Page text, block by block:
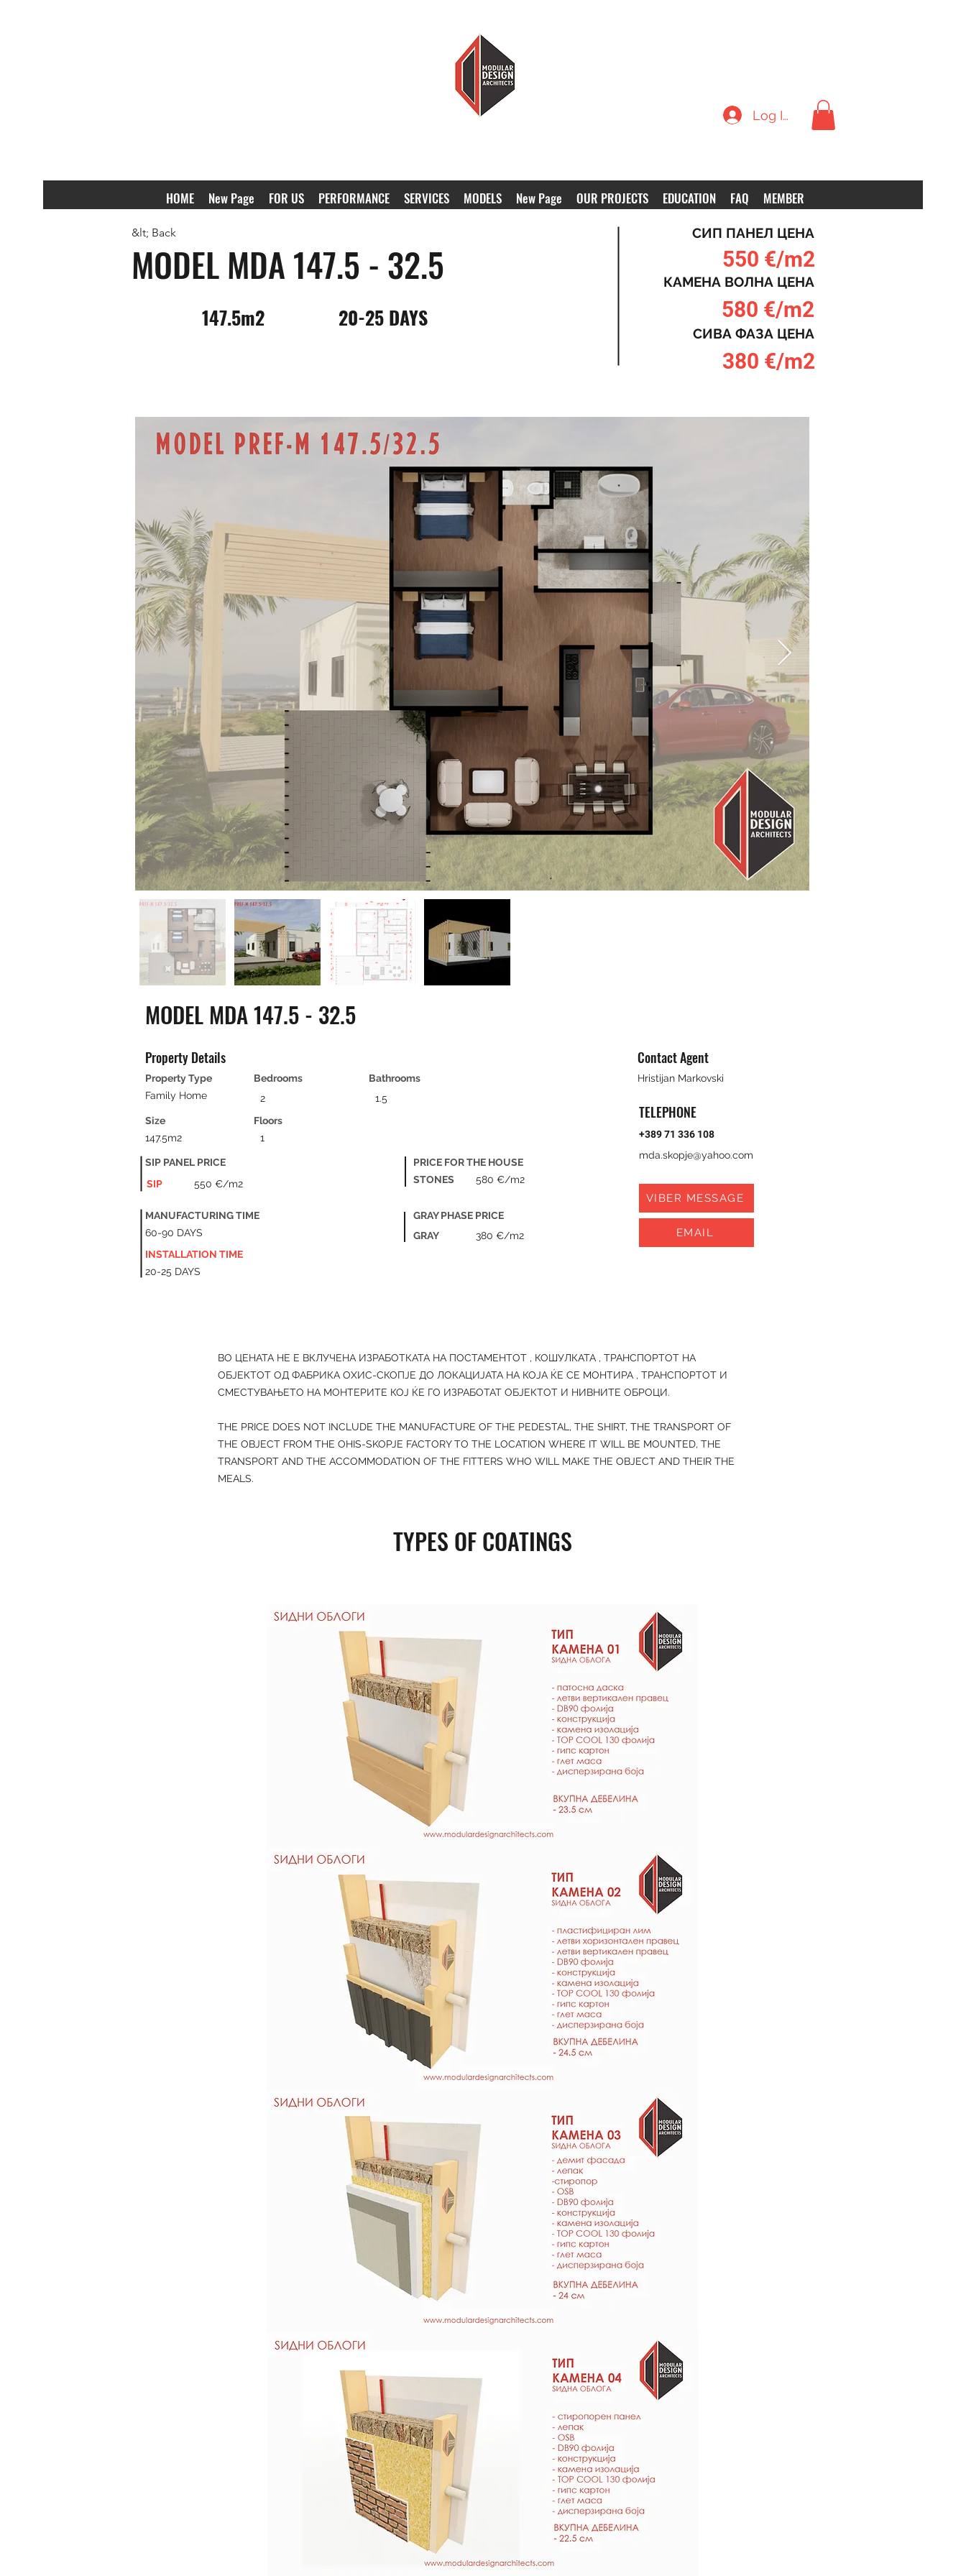
Log In
HOME New Page FOR US PERFORMANCE SERVICES MODELS New Page OUR PROJECTS EDUCATION FAQ MEMBER
&lt; Back
MODEL MDA 147.5 - 32.5
147.5m2 20-25 DAYS
СИП ПАНЕЛ ЦЕНА
550 €/m2
КАМЕНА ВОЛНА ЦЕНА
580 €/m2
СИВА ФАЗА ЦЕНА
380 €/m2
MODEL MDA 147.5 - 32.5
Property Details
Property Type Bedrooms
Bathrooms
Family Home
2
1.5
Size
Floors
147.5m2
1
SIP PANEL PRICE
550 €/m2
SIP
PRICE FOR THE HOUSE
STONES
580 €/m2
MANUFACTURING TIME
60-90 DAYS
GRAY PHASE PRICE
GRAY
380 €/m2
Contact Agent
Hristijan Markovski
TELEPHONE
+389 71 336 108
mda.skopje@yahoo.com
VIBER MESSAGE
EMAIL
INSTALLATION TIME
20-25 DAYS
ВО ЦЕНАТА НЕ Е ВКЛУЧЕНА ИЗРАБОТКАТА НА ПОСТАМЕНТОТ , КОШУЛКАТА , ТРАНСПОРТОТ НА
ОБЈЕКТОТ ОД ФАБРИКА ОХИС-СКОПЈЕ ДО ЛОКАЦИЈАТА НА КОЈА ЌЕ СЕ МОНТИРА , ТРАНСПОРТОТ И
СМЕСТУВАЊЕТО НА МОНТЕРИТЕ КОЈ ЌЕ ГО ИЗРАБОТАТ ОБЈЕКТОТ И НИВНИТЕ ОБРОЦИ.
THE PRICE DOES NOT INCLUDE THE MANUFACTURE OF THE PEDESTAL, THE SHIRT, THE TRANSPORT OF
THE OBJECT FROM THE OHIS-SKOPJE FACTORY TO THE LOCATION WHERE IT WILL BE MOUNTED, THE
TRANSPORT AND THE ACCOMMODATION OF THE FITTERS WHO WILL MAKE THE OBJECT AND THEIR THE
MEALS.
TYPES OF COATINGS